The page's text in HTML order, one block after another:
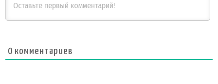
0 комментариев